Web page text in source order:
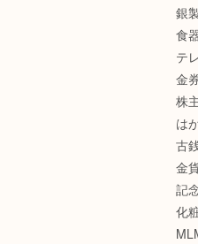
銀
食
テ
金
株
は
古
金
記
化